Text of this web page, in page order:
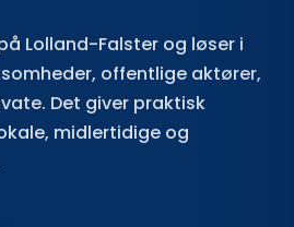
Lolland-Falster og løser i
offentlige aktører,
Det giver praktisk
midlertidige og